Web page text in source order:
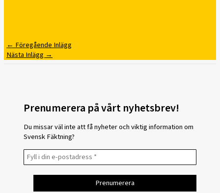
← Föregående Inlägg
Nästa Inlägg →
Prenumerera på vårt nyhetsbrev!
Du missar väl inte att få nyheter och viktig information om
Svensk Fäktning?